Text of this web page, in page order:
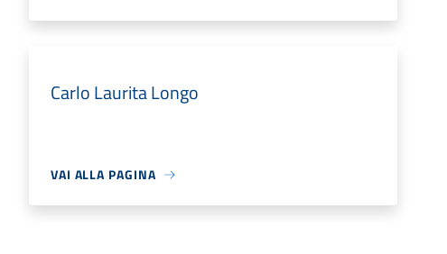
Carlo Laurita Longo
VAI ALLA PAGINA